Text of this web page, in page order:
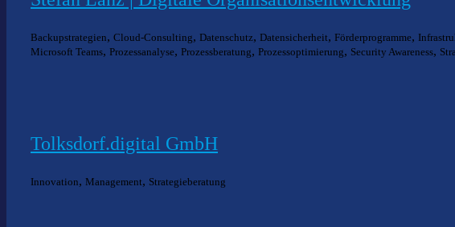
Backupstrategien, Cloud-Consulting, Datenschutz, Datensicherheit, Förderprogramme,
Microsoft Teams, Prozessanalyse, Prozessberatung, Prozessoptimierung, Security Awareness,
Tolksdorf.digital GmbH
Innovation, Management, Strategieberatung